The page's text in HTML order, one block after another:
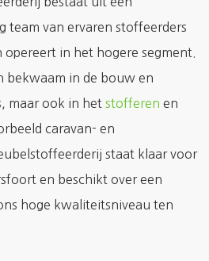
team van ervaren stoffeerders
in het hogere segment.
bekwaam in de bouw en
maar ook in het stofferen en
caravan- en
staat klaar voor
en beschikt over een
hoge kwaliteitsniveau ten